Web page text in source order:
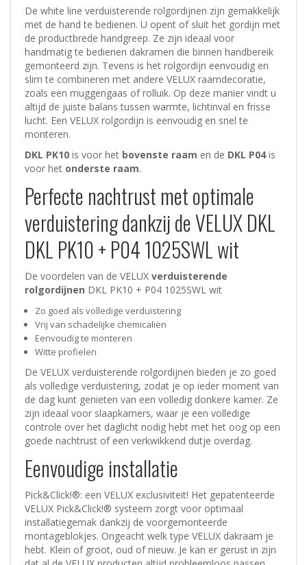
De white line verduisterende rolgordijnen zijn gemakkelijk
met de hand te bedienen. U opent of sluit het gordijn met
de productbrede handgreep. Ze zijn ideaal voor
handmatig te bedienen dakramen die binnen handbereik
gemonteerd zijn. Tevens is het rolgordijn eenvoudig en
slim te combineren met andere VELUX raamdecoratie,
zoals een muggengaas of rolluik. Op deze manier vindt u
altijd de juiste balans tussen warmte, lichtinval en frisse
lucht. Een VELUX rolgordijn is eenvoudig en snel te
monteren.
DKL PK10 is voor het bovenste raam en de DKL P04is
voor het onderste raam.
Perfecte nachtrust met optimale
verduistering dankzij de VELUX DKL
DKL PK10 + P04 1025SWL wit
De voordelen van de VELUX verduisterende
rolgordijnen DKL PK10 + P04 1025SWL wit
Zo goed als volledige verduistering
Vrij van schadelijke chemicaliën
Eenvoudig te monteren
Witte profielen
De VELUX verduisterende rolgordijnen bieden je zo goed
als volledige verduistering, zodat je op ieder moment van
de dag kunt genieten van een volledig donkere kamer. Ze
zijn ideaal voor slaapkamers, waar je een volledige
controle over het daglicht nodig hebt met het oog op een
goede nachtrust of een verkwikkend dutje overdag.
Eenvoudige installatie
Pick&Click!®: een VELUX exclusiviteit! Het gepatenteerde
VELUX Pick&Click!® systeem zorgt voor optimaal
installatiegemak dankzij de voorgemonteerde
montageblokjes. Ongeacht welk type VELUX dakraam je
hebt. Klein of groot, oud of nieuw. Je kan er gerust in zijn